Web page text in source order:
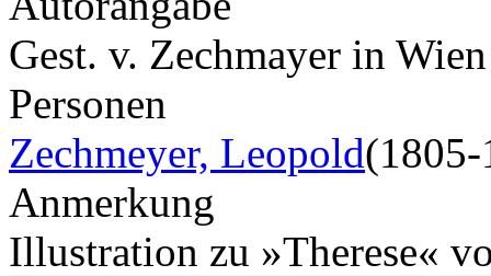
Gest. v. Zechmayer in Wien
Personen
Zechmeyer, Leopold
Anmerkung
Illustration zu »Therese«